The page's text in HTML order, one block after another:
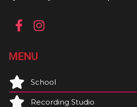
MENU
School
Recording Studio